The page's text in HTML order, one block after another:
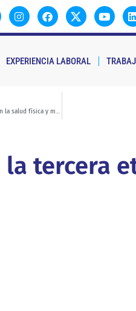
EXPERIENCIA LABORAL
Miras Esteban: “Una gestión deficiente de los factores psicosociales puede ocasionar daños muy graves en la salud física y mental del trabajador”
la tercera